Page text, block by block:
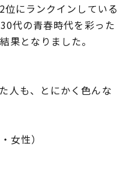
にランクインしている
代の青春時代を彩った
となりました。
人も、とにかく色んな
女性）